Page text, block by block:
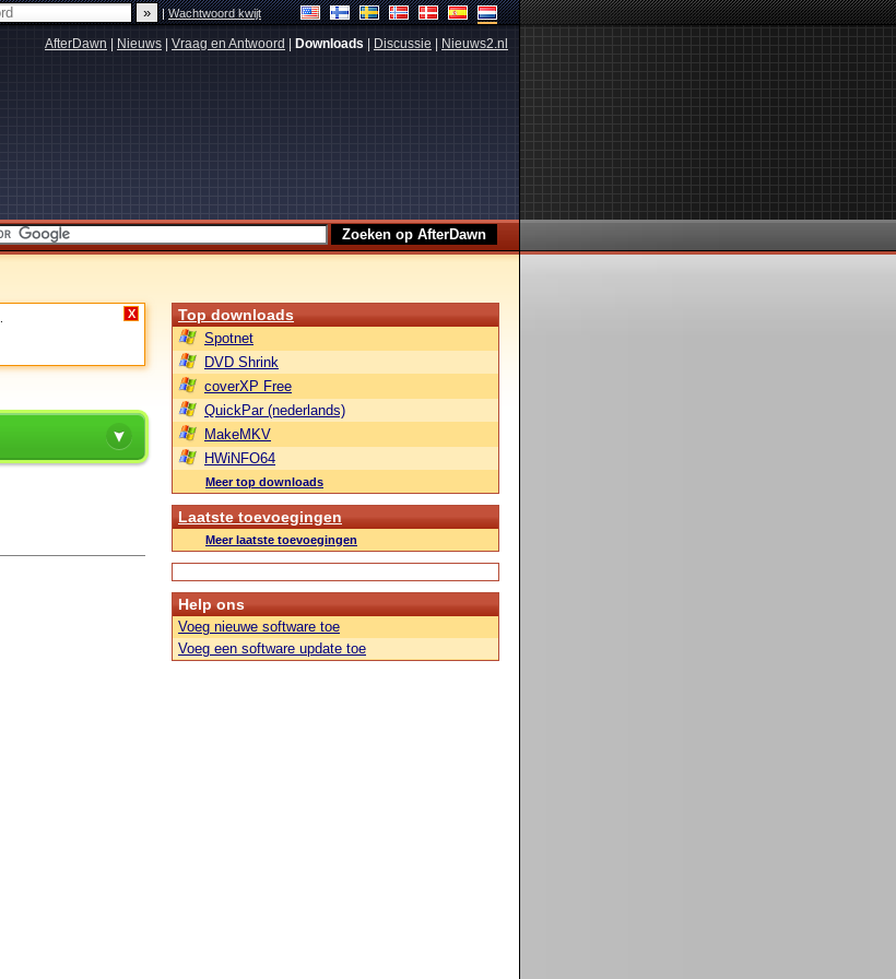
|Wachtwoord kwijt
AfterDawn Nieuws Vraag en Antwoord Downloads Discussie Nieuws2.nl
X Top downloads
Spotnet
DVD Shrink
coverXP Free
QuickPar (nederlands)
MakeMKV
HWiNFO64
Meer top downloads
Laatste toevoegingen
Meer laatste toevoegingen
Help ons
Voeg nieuwe software toe
Voeg een software update toe